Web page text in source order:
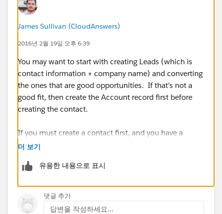
James Sullivan (CloudAnswers)
2016년 2월 19일 오후 6:39
You may want to start with creating Leads (which is
contact information + company name) and converting
the ones that are good opportunities. If that's not a
good fit, then create the Account record first before
creating the contact.
If you must create a contact first, and you have a
Company Name field on the contact, then you can use
when your Contact is created and link the Contact to
더 보기
유용한 내용으로 표시
댓글 추가
답변을 작성하세요...